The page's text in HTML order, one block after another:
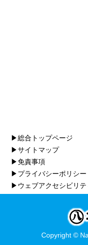
▶総合トップページ
▶サイトマップ
▶免責事項
▶プライバシーポリシー
▶ウェブアクセシビリテ
Copyright ©